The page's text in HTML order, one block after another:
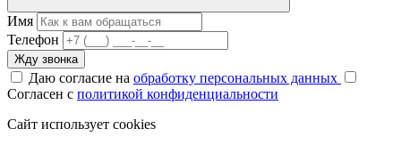
Имя
Телефон
Жду звонка
Даю согласие на обработку персональных данных
Согласен с политикой конфиденциальности
Сайт использует cookies